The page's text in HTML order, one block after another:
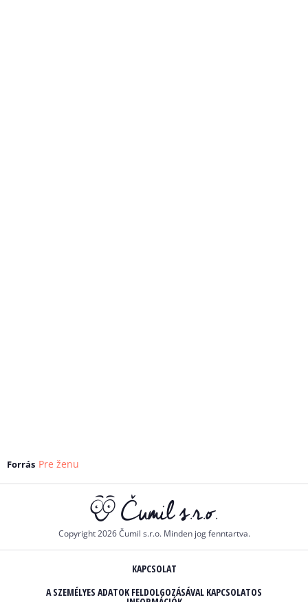
Forrás Pre ženu
Copyright 2026 Čumil s.r.o. Minden jog fenntartva.
KAPCSOLAT
A SZEMÉLYES ADATOK FELDOLGOZÁSÁVAL KAPCSOLATOS